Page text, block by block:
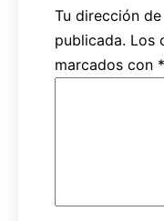
Tu dirección
publicada. Los
marcados con *